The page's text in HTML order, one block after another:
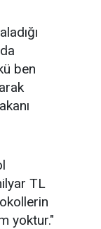
ben
TL
yoktur."